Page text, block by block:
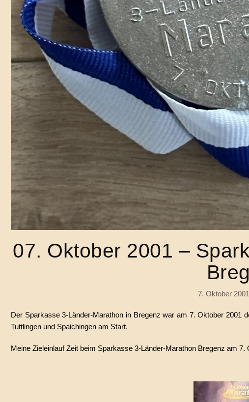
07. Oktober 2001 –
7. Oktober 2001
Der Sparkasse 3-Länder-Marathon in Bregenz war am 7. Oktober 2001
Tuttlingen und Spaichingen am Start.
Meine Zieleinlauf Zeit beim Sparkasse 3-Länder-Marathon Bregenz am 7.